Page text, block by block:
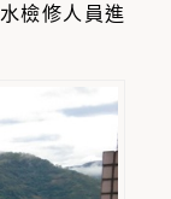
檢修人員進